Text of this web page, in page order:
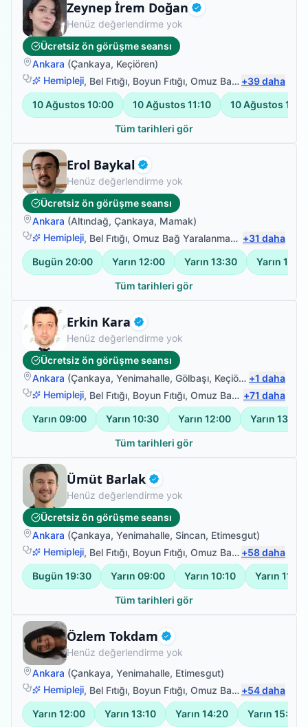
Zeynep İrem Doğan Doğrulanmış
Fizyoterapist
Henüz değerlendirme yok
Ücretsiz ön görüşme seansı
Ankara (Çankaya, Keçiören)
Hemipleji, Bel Fıtığı, Boyun Fıtığı, Omuz Bağ Yaralanması +39daha
10 Ağustos 10:00 10 Ağustos 11:10 10 Ağustos
Tüm tarihleri gör
Erol Baykal Doğrulanmış
Fizyoterapist
Henüz değerlendirme yok
Ücretsiz ön görüşme seansı
Ankara (Altındağ, Çankaya, Mamak)
Hemipleji, Bel Fıtığı, Omuz Bağ Yaralanması El
+31 daha
Bugün 20:00 Yarın 12:00 Yarın 13:30 Yarın
Tüm tarihleri gör
Erkin Kara Doğrulanmış
Uzman Fizyoterapist
Henüz değerlendirme yok
Ücretsiz ön görüşme seansı
Ankara (Çankaya, Yenimahalle, Gölbaşı, Keçiören )
+1 daha
Hemipleji, Bel Fıtığı, Boyun Fıtığı, Omuz Bağ Yaralanması +71 daha
Yarın 09:00 Yarın 10:30 Yarın 12:00 Yarın 13:30
Tüm tarihleri gör
Ümüt Barlak Doğrulanmış
Fizyoterapist
Henüz değerlendirme yok
Ücretsiz ön görüşme seansı
Ankara (Çankaya, Yenimahalle, Sincan, Etimesgut)
Hemipleji, Bel Fıtığı, Boyun Fıtığı, Omuz Bağ Yaralanması +58daha
Bugün 19:30 Yarın 09:00 Yarın 10:10 Yarın 11:20
Tüm tarihleri gör
Özlem Tokdam Doğrulanmış
Fizyoterapist
Henüz değerlendirme yok
Ankara (Çankaya, Yenimahalle, Etimesgut)
Hemipleji, Bel Fıtığı, Boyun Fıtığı, Omuz Bağ Yaralanması +54daha
Yarın 12:00 Yarın 13:10 Yarın 14:20 Yarın 15:30